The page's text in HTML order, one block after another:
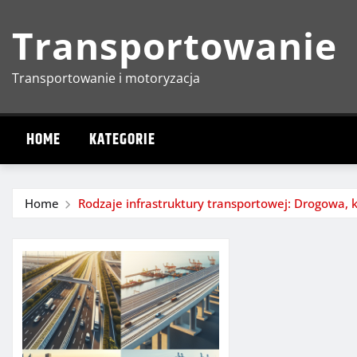
content
Transportowanie
Transportowanie i motoryzacja
HOME KATEGORIE
Home Rodzaje infrastruktury transportowej: Drogowa,